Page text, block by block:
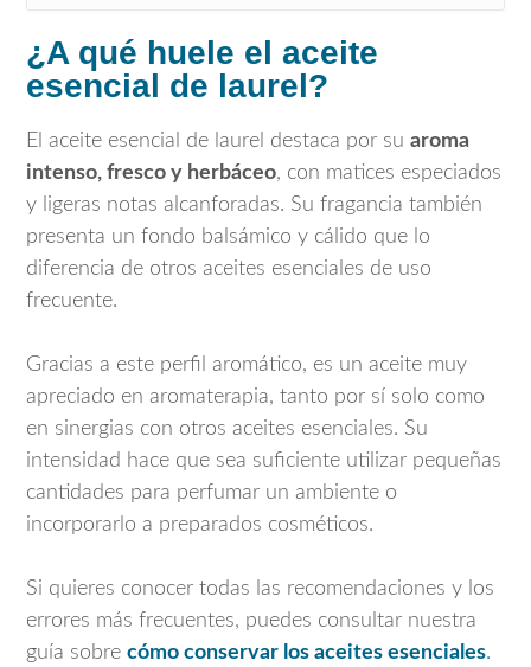
¿A qué huele el aceite
esencial de laurel?
El aceite esencial de laurel destaca por su aroma
intenso, fresco y herbáceo, con matices especiados
y ligeras notas alcanforadas. Su fragancia también
presenta un fondo balsámico y cálido que lo
diferencia de otros aceites esenciales de uso
frecuente.
Gracias a este perfil aromático, es un aceite muy
apreciado en aromaterapia, tanto por sí solo como
en sinergias con otros aceites esenciales. Su
intensidad hace que sea suficiente utilizar pequeñas
cantidades para perfumar un ambiente o
incorporarlo a preparados cosméticos.
Si quieres conocer todas las recomendaciones y los
errores más frecuentes, puedes consultar nuestra
guía sobre cómo conservar los aceites esenciales.